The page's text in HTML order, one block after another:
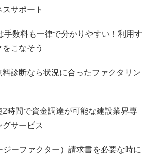
サポート
手数料も一律で分かりやすい！利用す
こなそう
診断なら状況に合ったファクタリン
2時間で資金調達が可能な建設業界専
グサービス
ジーファクター）請求書を必要な時に